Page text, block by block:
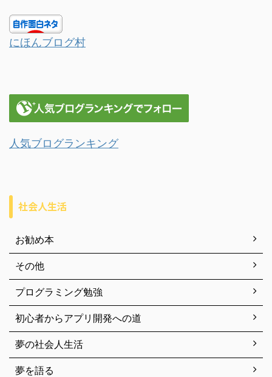
にほんブログ村
人気ブログランキング
社会人生活
お勧め本
その他
プログラミング勉強
初心者からアプリ開発への道
夢の社会人生活
夢を語る